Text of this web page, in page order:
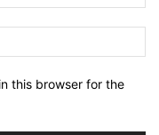
this browser for the